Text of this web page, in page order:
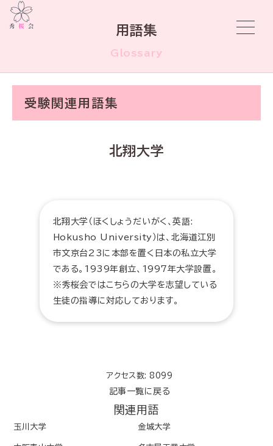
用語集
Glossary
受験関連用語集
北翔大学
北翔大学（ほくしょうだいがく、英語:
Hokusho University）は、北海道江別
市文京台23に本部を置く日本の私立大学
である。1939年創立、1997年大学設置。
※秀桜会ではこちらの大学を志望している
生徒の指導に対応しております。
アクセス数: 8099
記事一覧に戻る
関連用語
玉川大学 金城大学